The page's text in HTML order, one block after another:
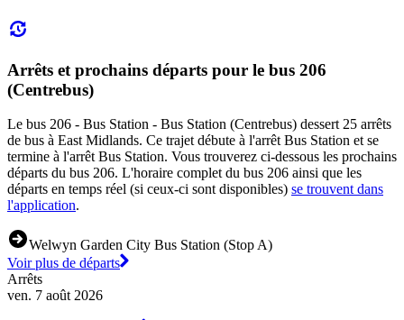
Arrêts et prochains départs pour le bus 206
(Centrebus)
Le bus 206 - Bus Station - Bus Station (Centrebus) dessert 25 arrêts
de bus à East Midlands. Ce trajet débute à l'arrêt Bus Station et se
termine à l'arrêt Bus Station. Vous trouverez ci-dessous les prochains
départs du bus 206. L'horaire complet du bus 206 ainsi que les
départs en temps réel (si ceux-ci sont disponibles) se trouvent dans
l'application.
Welwyn Garden City Bus Station (Stop A)
Voir plus de départs
Arrêts
ven. 7 août 2026